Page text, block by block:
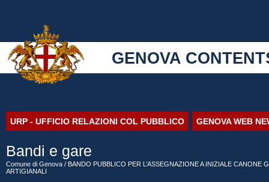
GENOVA
URP - UFFICIO RELAZIONI COL PUBBLICO GENOVA WEB
Bandi e gare
Comune di Genova / BANDO PUBBLICO PER L’ASSEGNAZIONE A INIZIALE CANONE
ARTIGIANALI